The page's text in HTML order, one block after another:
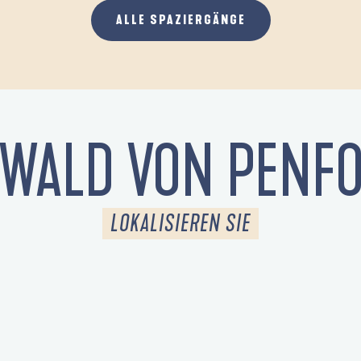
ALLE SPAZIERGÄNGE
VON
LOKALISIEREN SIE